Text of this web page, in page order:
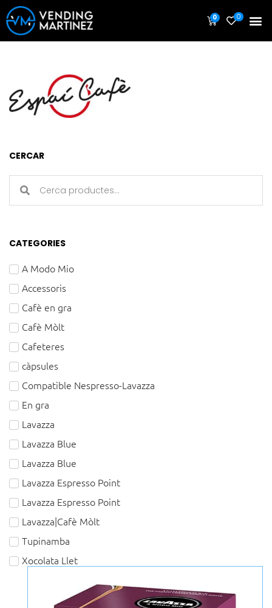
0 0
CERCAR
CATEGORIES
A Modo Mio
Accessoris
Cafè en gra
Cafè Mòlt
Cafeteres
càpsules
Compatible Nespresso-Lavazza
En gra
Lavazza
Lavazza Blue
Lavazza Blue
Lavazza Espresso Point
Lavazza Espresso Point
Lavazza|Cafè Mòlt
Tupinamba
Xocolata Llet